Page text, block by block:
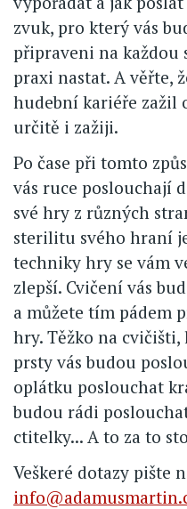
zvuk, pro který vás
připraveni na každou
praxi nastat. A věřte,
hudební kariéře zažil
určitě i zažiji.
Po čase při tomto
vás ruce poslouchají
své hry z různých
sterilitu svého hraní
techniky hry se vám
zlepší. Cvičení vás
a můžete tím pádem
hry. Těžko na cvičišti,
prsty vás budou
oplátku poslouchat
budou rádi
ctitelky... A to za to
Veškeré dotazy pište